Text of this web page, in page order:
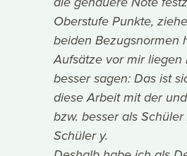
Oberstufe Punkte,
beiden Bezugsnormen
Aufsätze vor mir liegen
besser sagen: Das ist
diese Arbeit mit der
bzw. besser als
Schüler y.